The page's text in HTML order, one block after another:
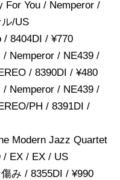
For You / Nemperor /
/US
/ 8404DI / ¥770
Nemperor / NE439 /
/ 8390DI / ¥480
Nemperor / NE439 /
PH / 8391DI /
Modern Jazz Quartet
/ EX / EX / US
み / 8355DI / ¥990